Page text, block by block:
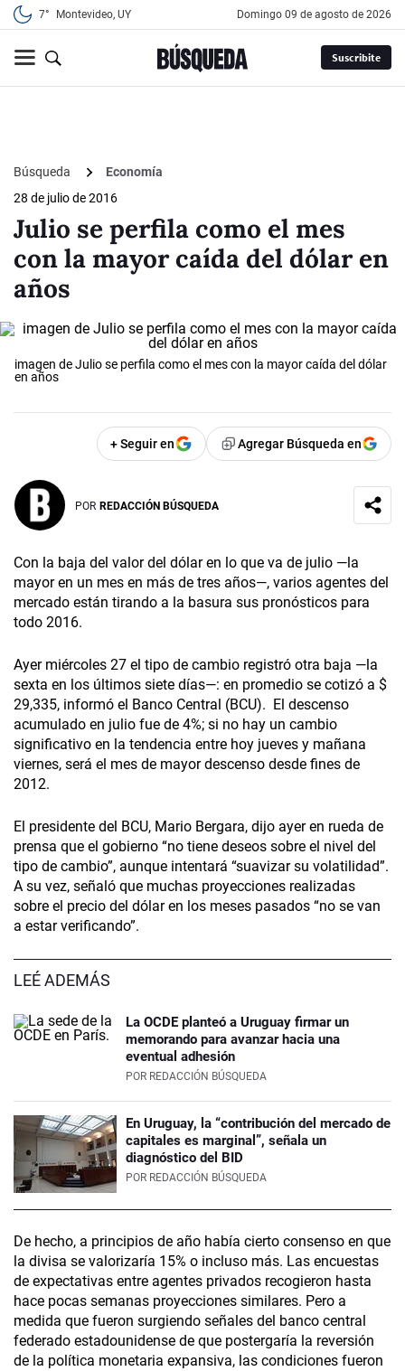
7° Montevideo, UY domingo 09 de agosto de 2026
Suscribite
Búsqueda
Economía
28 de julio de 2016
Julio se perfila como el mes
con la mayor caída del dólar en
años
imagen de Julio se perfila como el mes con la mayor caída del dólar
en años
+ Seguir en Agregar Búsqueda en
POR REDACCIÓN BÚSQUEDA
Con la baja del valor del dólar en lo que va de julio —la
mayor en un mes en más de tres años—, varios agentes del
mercado están tirando a la basura sus pronósticos para
todo 2016.
Ayer miércoles 27 el tipo de cambio registró otra baja —la
sexta en los últimos siete días—: en promedio se cotizó a $
29,335, informó el Banco Central (BCU). El descenso
acumulado en julio fue de 4%; si no hay un cambio
significativo en la tendencia entre hoy jueves y mañana
viernes, será el mes de mayor descenso desde fines de
2012.
El presidente del BCU, Mario Bergara, dijo ayer en rueda de
prensa que el gobierno “no tiene deseos sobre el nivel del
tipo de cambio”, aunque intentará “suavizar su volatilidad”.
A su vez, señaló que muchas proyecciones realizadas
sobre el precio del dólar en los meses pasados “no se van
a estar verificando”.
LEÉ ADEMÁS
La OCDE planteó a Uruguay firmar un
memorando para avanzar hacia una
eventual adhesión
POR REDACCIÓN BÚSQUEDA
En Uruguay, la “contribución del mercado de
capitales es marginal”, señala un
diagnóstico del BID
POR REDACCIÓN BÚSQUEDA
De hecho, a principios de año había cierto consenso en que
la divisa se valorizaría 15% o incluso más. Las encuestas
de expectativas entre agentes privados recogieron hasta
hace pocas semanas proyecciones similares. Pero a
medida que fueron surgiendo señales del banco central
federado estadounidense de que postergaría la reversión
de la política monetaria expansiva, las condiciones fueron